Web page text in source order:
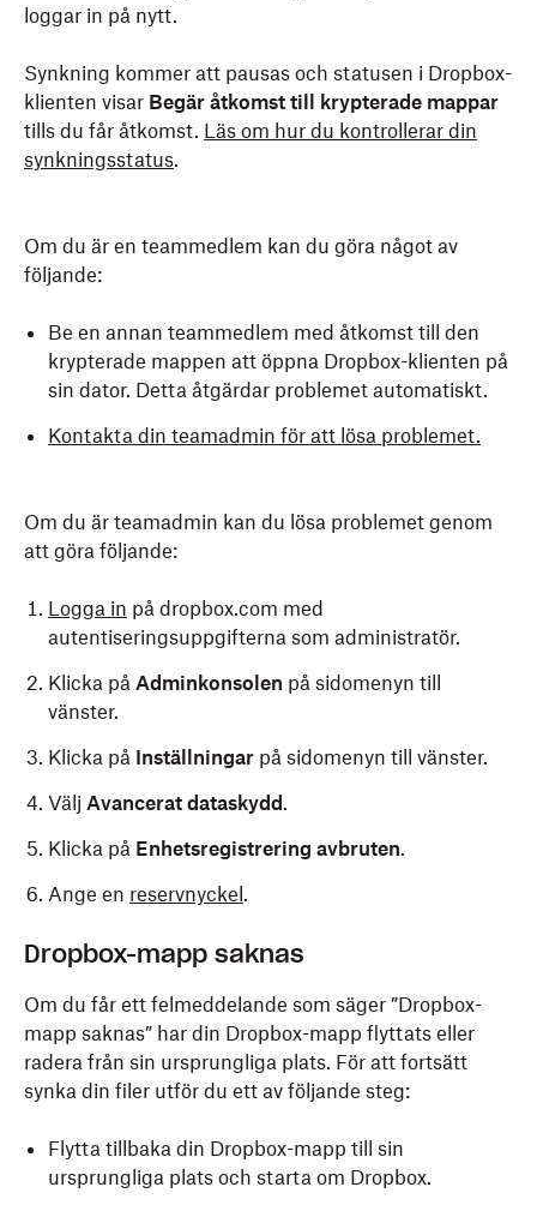
loggar in på nytt.
Synkning kommer att pausas och statusen i Dropbox-
klienten visar Begär åtkomst till krypterade mappar
tills du får åtkomst. Läs om hur du kontrollerar din
synkningsstatus.
Om du är en teammedlem kan du göra något av
följande:
Be en annan teammedlem med åtkomst till den
krypterade mappen att öppna Dropbox-klienten på
sin dator. Detta åtgärdar problemet automatiskt.
Kontakta din teamadmin för att lösa problemet.
Om du är teamadmin kan du lösa problemet genom
att göra följande:
Logga in på dropbox.com med
autentiseringsuppgifterna som administratör.
Klicka på Adminkonsolen på sidomenyn till
vänster.
Klicka på Inställningar på sidomenyn till vänster.
Välj Avancerat dataskydd .
Klicka på Enhetsregistrering avbruten.
Ange en reservnyckel .
Dropbox-mapp saknas
Om du får ett felmeddelande som säger ”Dropbox-
mapp saknas” har din Dropbox-mapp flyttats eller
radera från sin ursprungliga plats. För att fortsätt
synka din filer utför du ett av följande steg:
Flytta tillbaka din Dropbox-mapp till sin
ursprungliga plats och starta om Dropbox.